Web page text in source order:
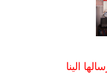
الينا